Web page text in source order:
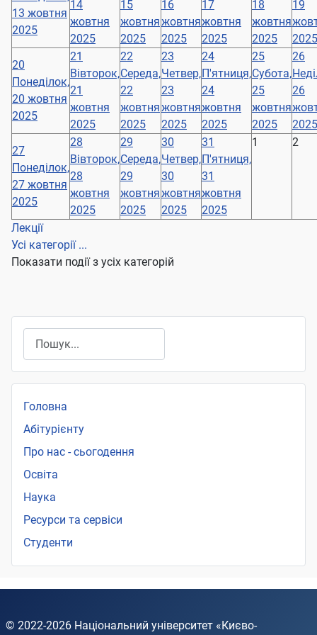
13 жовтня
2025
14
жовтня
2025
15
жовтня
2025
16
жовтня
2025
17
жовтня
2025
18
жовтня
2025
19
2025
20
Понеділок,
20 жовтня
2025
21
Вівторок,
21
жовтня
2025
22
Середа,
22
жовтня
2025
23
Четвер,
23
жовтня
2025
24
П'ятниця,
24
жовтня
2025
25
Субота,
25
жовтня
2025
26
26
2025
27
Понеділок,
27 жовтня
2025
28
Вівторок,
28
жовтня
2025
29
Середа,
29
жовтня
2025
30
Четвер,
30
жовтня
2025
31
П'ятниця,
31
жовтня
2025
1 2
Лекції
Усі категорії ...
Показати події з усіх категорій
Головна
Абітурієнту
Про нас - сьогодення
Освіта
Наука
Ресурси та сервіси
Студенти
© 2022-2026 Національний університет «Києво-